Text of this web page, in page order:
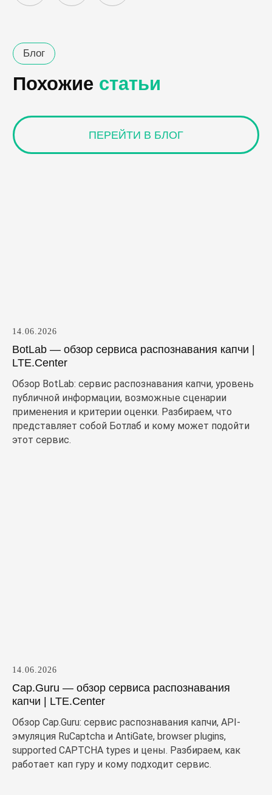
14.06.2026
BotLab — обзор сервиса распознавания капчи |
LTE.Center
Обзор BotLab: сервис распознавания капчи, уровень
публичной информации, возможные сценарии
применения и критерии оценки. Разбираем, что
представляет собой Ботлаб и кому может подойти
этот сервис.
14.06.2026
Cap.Guru — обзор сервиса распознавания
капчи | LTE.Center
Обзор Cap.Guru: сервис распознавания капчи, API-
эмуляция RuCaptcha и AntiGate, browser plugins,
supported CAPTCHA types и цены. Разбираем, как
работает кап гуру и кому подходит сервис.